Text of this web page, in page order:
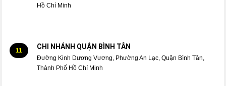
Hồ Chí Minh
11 CHI NHÁNH QUẬN BÌNH TÂN
Đường Kinh Dương Vương, Phường An Lạc, Quận Bình Tân,
Thành Phố Hồ Chí Minh